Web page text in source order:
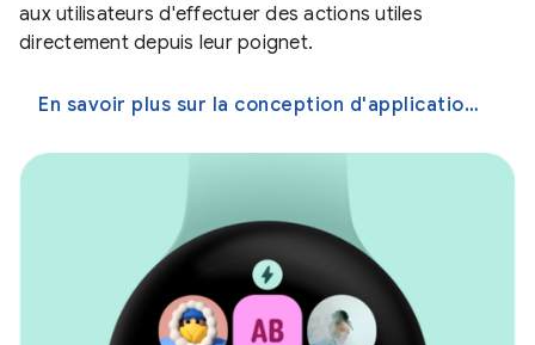
aux utilisateurs d'effectuer des actions utiles
directement depuis leur poignet.
En savoir plus sur la conception d'applications